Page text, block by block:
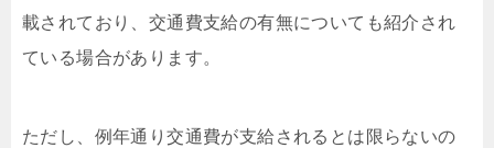
載されており、交通費支給の有無についても紹介され
ている場合があります。
ただし、例年通り交通費が支給されるとは限らないの